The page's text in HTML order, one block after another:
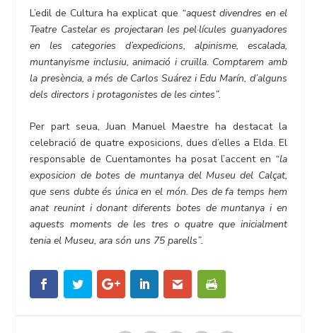
L’edil de Cultura ha explicat que “aquest divendres en el
Teatre Castelar es projectaran les pel·lícules guanyadores
en les categories d’expedicions, alpinisme, escalada,
muntanyisme inclusiu, animació i cruïlla. Comptarem amb
la presència, a més de Carlos Suárez i Edu Marín, d’alguns
dels directors i protagonistes de les cintes”.
Per part seua, Juan Manuel Maestre ha destacat la
celebració de quatre exposicions, dues d’elles a Elda. El
responsable de Cuentamontes ha posat l’accent en “la
exposicion de botes de muntanya del Museu del Calçat,
que sens dubte és única en el món. Des de fa temps hem
anat reunint i donant diferents botes de muntanya i en
aquests moments de les tres o quatre que inicialment
tenia el Museu, ara són uns 75 parells”.